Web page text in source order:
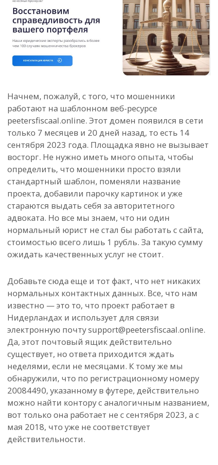
Начнем, пожалуй, с того, что мошенники
работают на шаблонном веб-ресурсе
peetersfiscaal.online. Этот домен появился в сети
только 7 месяцев и 20 дней назад, то есть 14
сентября 2023 года. Площадка явно не вызывает
восторг. Не нужно иметь много опыта, чтобы
определить, что мошенники просто взяли
стандартный шаблон, поменяли название
проекта, добавили парочку картинок и уже
стараются выдать себя за авторитетного
адвоката. Но все мы знаем, что ни один
нормальный юрист не стал бы работать с сайта,
стоимостью всего лишь 1 рубль. За такую сумму
ожидать качественных услуг не стоит.
Добавьте сюда еще и тот факт, что нет никаких
нормальных контактных данных. Все, что нам
известно — это то, что проект работает в
Нидерландах и использует для связи
электронную почту support@peetersfiscaal.online.
Да, этот почтовый ящик действительно
существует, но ответа приходится ждать
неделями, если не месяцами. К тому же мы
обнаружили, что по регистрационному номеру
20084490, указанному в футере, действительно
можно найти контору с аналогичным названием,
вот только она работает не с сентября 2023, а с
мая 2018, что уже не соответствует
действительности.